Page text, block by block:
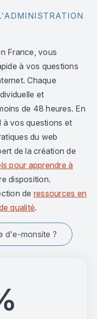
France, vous
à vos questions
Chaque
et
de 48 heures. En
à vos questions et
du web
de la création de
pour apprendre à
disposition.
de ressources en
qualité.
d'e-monsite ?